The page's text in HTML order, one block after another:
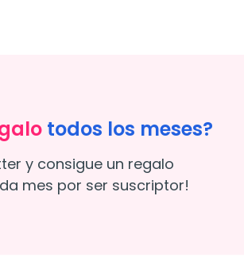
todos los meses?
y consigue un regalo
mes por ser suscriptor!